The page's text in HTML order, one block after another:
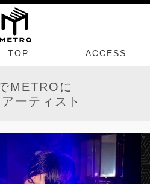
TOP ACCESS
METROに
ーティスト